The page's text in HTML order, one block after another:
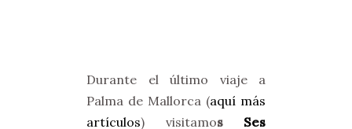
Durante el último viaje a
Palma de Mallorca (aquí más
artículos) visitamos Ses